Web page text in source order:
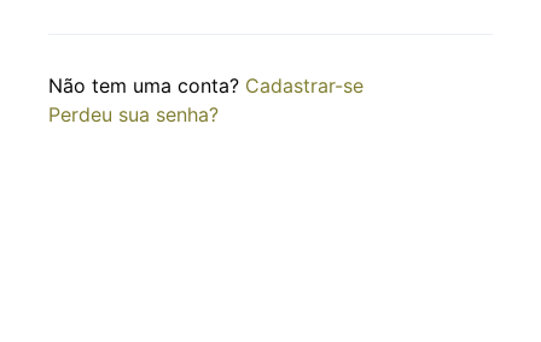
Não tem uma conta? Cadastrar-se
Perdeu sua senha?